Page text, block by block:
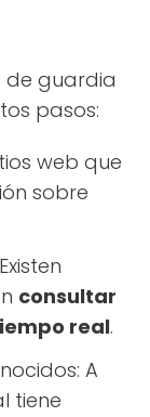
de guardia
pasos:
web que
sobre
consultar
real.
A
tiene